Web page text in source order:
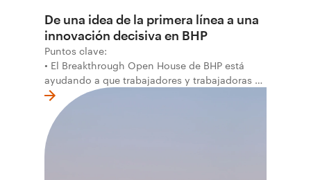
De una idea de la primera línea a una
innovación decisiva en BHP
Puntos clave:
• El Breakthrough Open House de BHP está
ayudando a que trabajadores y trabajadoras de
la primera línea conviertan ideas prácticas en
soluciones probadas que pueden hacer el
trabajo más seguro, inteligente y productivo.
• El primer programa interno de innovación
recibió cerca de 1.000 postulaciones de